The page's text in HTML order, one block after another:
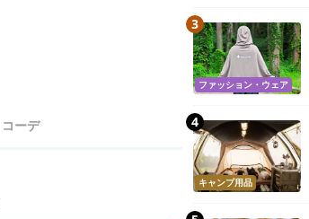
コーデ
ファッション・ウェア
キャンプ用品